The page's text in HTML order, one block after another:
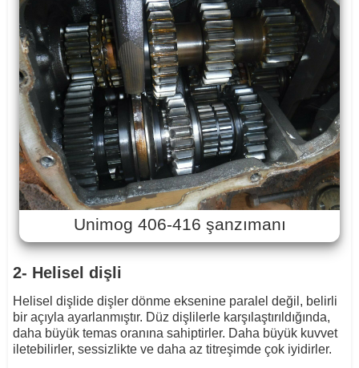
Unimog 406-416 şanzımanı
2- Helisel dişli
Helisel dişlide dişler dönme eksenine paralel değil, belirli
bir açıyla ayarlanmıştır. Düz dişlilerle karşılaştırıldığında,
daha büyük temas oranına sahiptirler. Daha büyük kuvvet
iletebilirler, sessizlikte ve daha az titreşimde çok iyidirler.